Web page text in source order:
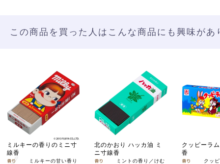
この商品を買った人はこんな商品にも興味があ
ミルキーの香りのミニ寸
線香
ミルキーの甘い香り
北のかおり ハッカ油 ミ
ニ寸線香
ミントの香り／けむ
クッピーラ
香
クッ